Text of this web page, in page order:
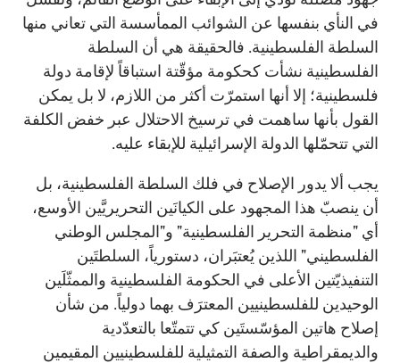
في النأي بنفسها عن الشوائب الممأسسة التي تعاني منها
السلطة الفلسطينية. فالحقيقة هي أن السلطة
الفلسطينية نشأت كحكومة مؤقّتة استباقاً لإقامة دولة
فلسطينية؛ إلا أنها استمرّت أكثر من اللازم، لا بل يمكن
القول بأنها ساهمت في ترسيخ الاحتلال عبر خفض الكلفة
التي تتحمّلها الدولة الإسرائيلية للإبقاء عليه.
يجب ألا يدور الإصلاح في فلك السلطة الفلسطينية، بل
أن ينصبّ هذا المجهود على الكيانَين التحريريَّين الأوسع،
أي "منظمة التحرير الفلسطينية" و"المجلس الوطني
الفلسطيني" اللذين يُعتبَران، دستورياً، السلطتَين
التنفيذيّتين الأعلى في الحكومة الفلسطينية والممثّلَين
الوحيدين للفلسطينيين المعترَف بهما دولياً. من شأن
إصلاح هاتين المؤسّستَين كي تتمتّعا بالتعدّدية
والديمقراطية والصفة التمثيلية للفلسطينيين المقيمين